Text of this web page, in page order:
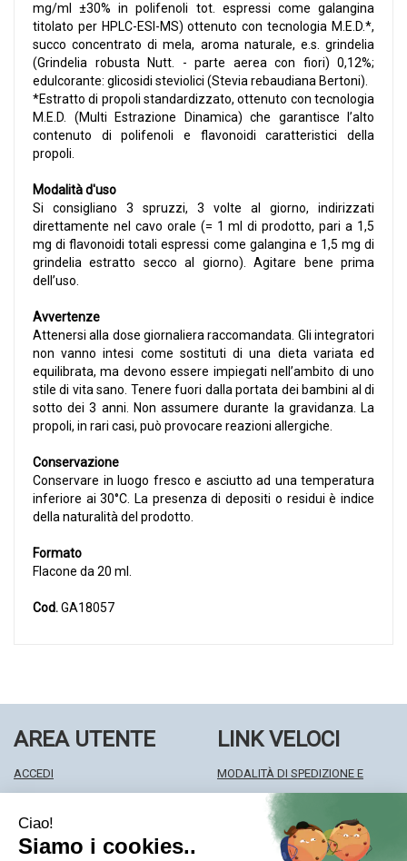
mg/ml ±30% in polifenoli tot. espressi come galangina
titolato per HPLC-ESI-MS) ottenuto con tecnologia M.E.D.*,
succo concentrato di mela, aroma naturale, e.s. grindelia
(Grindelia robusta Nutt. - parte aerea con fiori) 0,12%;
edulcorante: glicosidi steviolici (Stevia rebaudiana Bertoni).
*Estratto di propoli standardizzato, ottenuto con tecnologia
M.E.D. (Multi Estrazione Dinamica) che garantisce l’alto
contenuto di polifenoli e flavonoidi caratteristici della
propoli.
Modalità d'uso
Si consigliano 3 spruzzi, 3 volte al giorno, indirizzati
direttamente nel cavo orale (= 1 ml di prodotto, pari a 1,5
mg di flavonoidi totali espressi come galangina e 1,5 mg di
grindelia estratto secco al giorno). Agitare bene prima
dell’uso.
Avvertenze
Attenersi alla dose giornaliera raccomandata. Gli integratori
non vanno intesi come sostituti di una dieta variata ed
equilibrata, ma devono essere impiegati nell’ambito di uno
stile di vita sano. Tenere fuori dalla portata dei bambini al di
sotto dei 3 anni. Non assumere durante la gravidanza. La
propoli, in rari casi, può provocare reazioni allergiche.
Conservazione
Conservare in luogo fresco e asciutto ad una temperatura
inferiore ai 30°C. La presenza di depositi o residui è indice
della naturalità del prodotto.
Formato
Flacone da 20 ml.
Cod.GA18057
AREA UTENTE
ACCEDI
WISHLIST
ISCRIZIONE ALLA NEWSLETTER
LINK VELOCI
MODALITÀ DI SPEDIZIONE E
MODALITÀ DI PAGAMENTO
INFORMATIVA PRIVACY